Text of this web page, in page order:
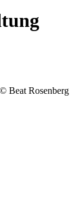
© Beat Rosenberg